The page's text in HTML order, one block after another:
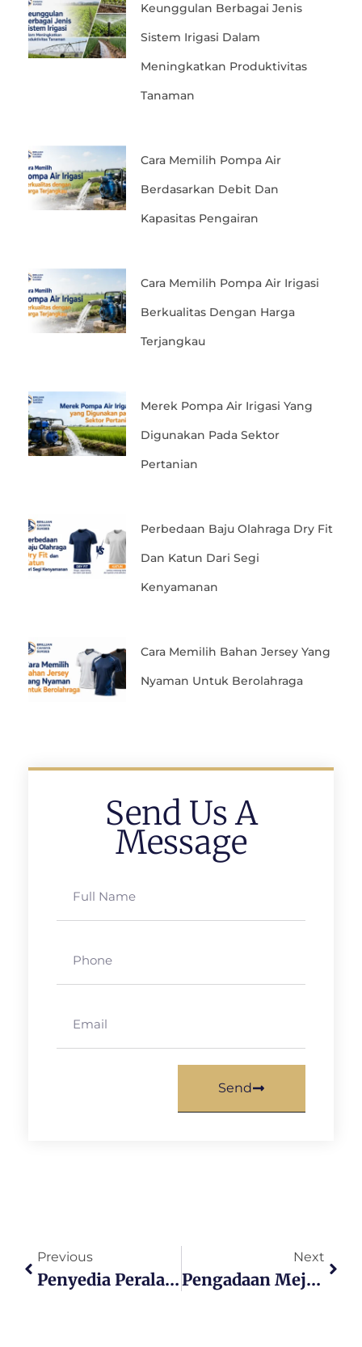
Keunggulan Berbagai Jenis
Sistem Irigasi Dalam
Meningkatkan Produktivitas
Tanaman
Cara Memilih Pompa Air
Berdasarkan Debit Dan
Kapasitas Pengairan
Cara Memilih Pompa Air Irigasi
Berkualitas Dengan Harga
Terjangkau
Merek Pompa Air Irigasi Yang
Digunakan Pada Sektor
Pertanian
Perbedaan Baju Olahraga Dry Fit
Dan Katun Dari Segi
Kenyamanan
Cara Memilih Bahan Jersey Yang
Nyaman Untuk Berolahraga
Send Us A
Message
Send
Previous
Penyedia Peralatan Elektronik Inaproc Untuk Pengadaan Meja Guru Sekolah
Next
Pengadaan Meja Guru Inaproc Kabupaten Aceh Selatan Untuk Kebutuhan Sekolah